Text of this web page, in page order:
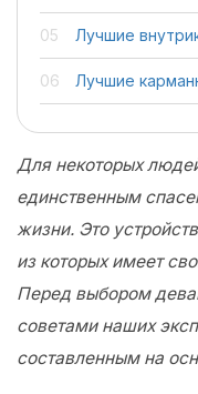
Лучшие
Лучшие
Для некоторых
единственным
жизни. Это
из которых имеет
Перед выбором
советами наших
составленным на